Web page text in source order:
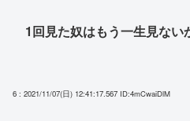
1回見た奴はもう一生見ない
6 : 2021/11/07(日) 12:41:17.567 ID:4mCwaiDlM